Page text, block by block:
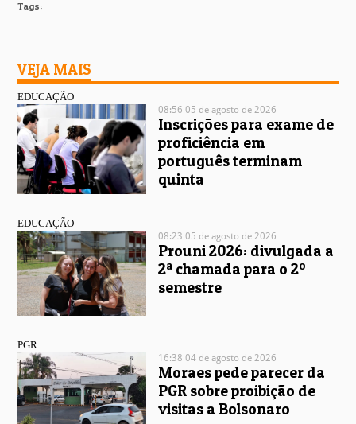
Tags:
VEJA MAIS
EDUCAÇÃO
08:56 05 de agosto de 2026
Inscrições para exame de
proficiência em
português terminam
quinta
EDUCAÇÃO
08:23 05 de agosto de 2026
Prouni 2026: divulgada a
2ª chamada para o 2º
semestre
PGR
16:38 04 de agosto de 2026
Moraes pede parecer da
PGR sobre proibição de
visitas a Bolsonaro